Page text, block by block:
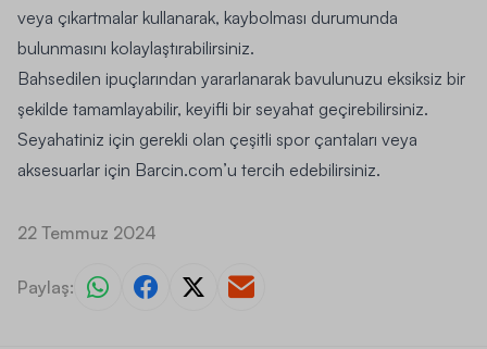
veya çıkartmalar kullanarak, kaybolması durumunda
bulunmasını kolaylaştırabilirsiniz.
Bahsedilen ipuçlarından yararlanarak bavulunuzu eksiksiz bir
şekilde tamamlayabilir, keyifli bir seyahat geçirebilirsiniz.
Seyahatiniz için gerekli olan çeşitli spor çantaları veya
aksesuarlar için Barcin.com’u tercih edebilirsiniz.
22 Temmuz 2024
Paylaş: